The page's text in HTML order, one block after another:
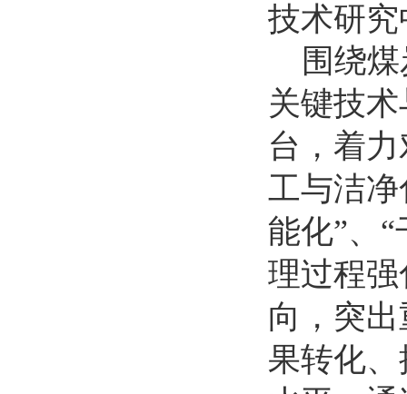
技术研
围绕
关键技
台，着
工与洁
能化”、 “
理过程强
向，突
果转化